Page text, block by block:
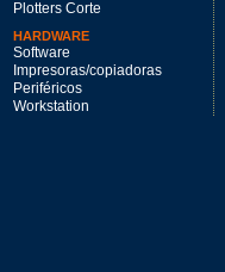
Plotters Corte
HARDWARE
Software
Impresoras/copiadoras
Periféricos
Workstation